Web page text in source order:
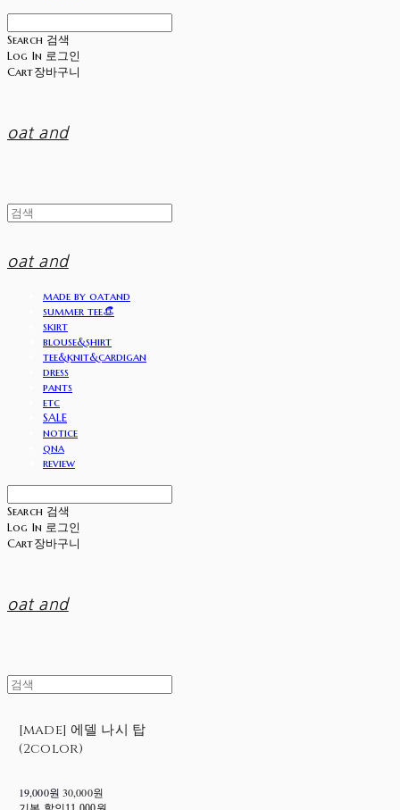
Search 검색
Log In 로그인
Cart장바구니
oat and
oat and
made by oatand
summer tee👒
skirt
blouse&shirt
tee&knit&cardigan
dress
pants
etc
SALE
notice
qna
review
Search 검색
Log In 로그인
Cart장바구니
oat and
[made] 에델 나시 탑
(2color)
19,000원 30,000원